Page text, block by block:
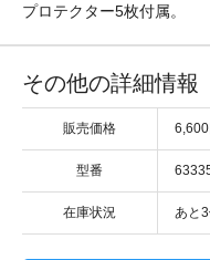
プロテクター5枚付属。
その他の詳細情報
販売価格
型番
在庫状況 あと